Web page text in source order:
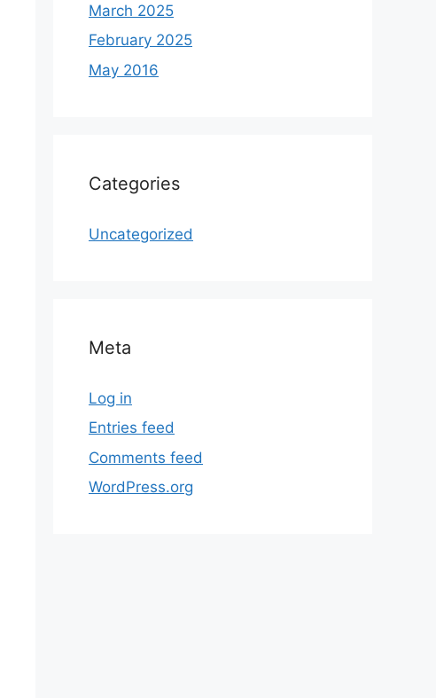
March 2025
February 2025
May 2016
Categories
Uncategorized
Meta
Log in
Entries feed
Comments feed
WordPress.org